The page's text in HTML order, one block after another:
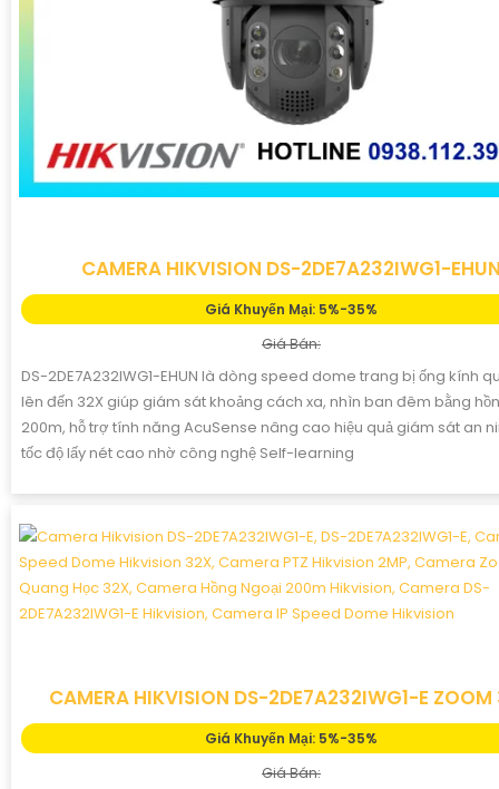
CAMERA HIKVISION DS-2DE7A232IWG1-
Giá Khuyến Mại: 5%-35%
Giá Bán:
DS-2DE7A232IWG1-EHUN là dòng speed dome trang bị ống kính
lên đến 32X giúp giám sát khoảng cách xa, nhìn ban đêm bằng
200m, hỗ trợ tính năng AcuSense nâng cao hiệu quả giám sát an
tốc độ lấy nét cao nhờ công nghệ Self-learning
CAMERA HIKVISION DS-2DE7A232IWG1-E
Giá Khuyến Mại: 5%-35%
Giá Bán: